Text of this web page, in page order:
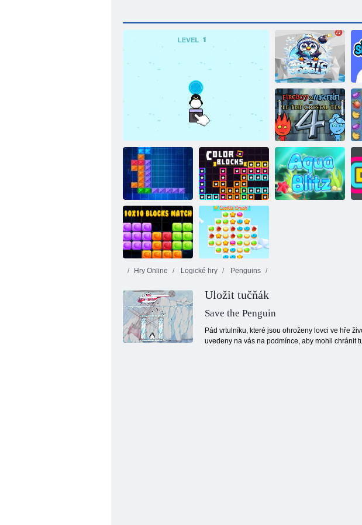
Zatlačte na tučňáka
Arktická
pohlcka
Oheň a Voda 4
Tentriks Barevné bloky
10x10 Bloky
shody
Cookie Crush 3
Hry Online Logické hry Penguins
Uložit tučňák
Save the Penguin
Pád vrtulníku, které jsou ohroženy lovci ve hře
uvedeny na vás na podmínce, aby mohli chránit